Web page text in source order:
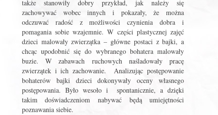
także stanowiły dobry przykład, jak należy się
zachowywać wobec innych i pokazały, że można
odczuwać radość z możliwości czynienia dobra i
pomagania sobie wzajemnie. W części plastycznej zajęć
dzieci malowały zwierzątka – główne postaci z bajki, a
chcąc upodobnić się do wybranego bohatera malowały
buzie. W zabawach ruchowych naśladowały pracę
zwierzątek i ich zachowanie. Analizując postępowanie
bohaterów bajki dzieci dokonywały oceny własnego
postępowania. Było wesoło i spontanicznie, a dzięki
takim doświadczeniom nabywać będą umiejętności
poznawania siebie.